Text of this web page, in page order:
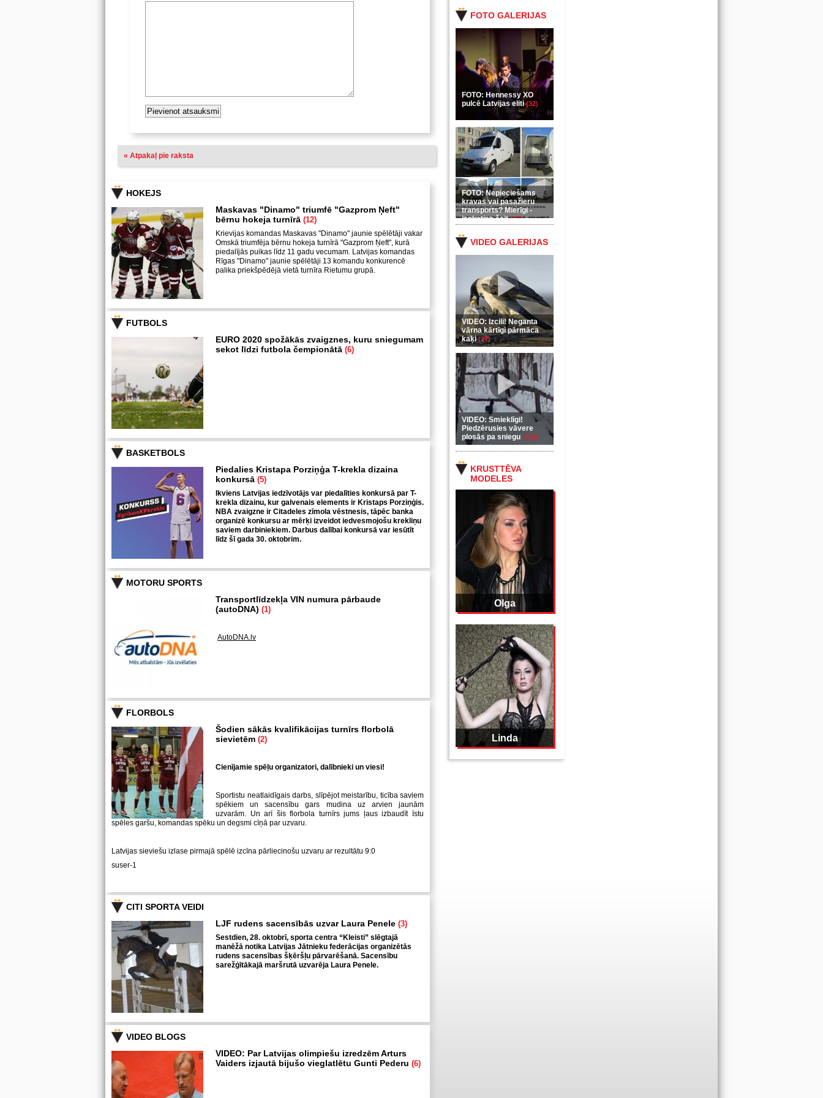
FOTO GALERIJAS
FOTO: Hennessy XO
pulcē Latvijas eliti(32)
FOTO: Nepieciešams
kravas vai pasažieru
transports? Mierīgi -
ieskaties šeit(35)
VIDEO GALERIJAS
VIDEO: Izcili! Neganta
vārna kārtīgi pārmāca
kaķi(37)
VIDEO: Smieklīgi!
Piedzērusies vāvere
plosās pa sniegu (255)
KRUSTTĒVA
MODELES
Olga
Linda
« Atpakaļ pie raksta
HOKEJS
Maskavas "Dinamo" triumfē "Gazprom Ņeft"
bērnu hokeja turnīrā (12)
Krievijas komandas Maskavas "Dinamo" jaunie spēlētāji vakar
Omskā triumfēja bērnu hokeja turnīrā "Gazprom Ņeft", kurā
piedalījās puikas līdz 11 gadu vecumam. Latvijas komandas
Rīgas "Dinamo" jaunie spēlētāji 13 komandu konkurencē
palika priekšpēdējā vietā turnīra Rietumu grupā.
FUTBOLS
EURO 2020 spožākās zvaigznes, kuru sniegumam
sekot līdzi futbola čempionātā (6)
BASKETBOLS
Piedalies Kristapa Porziņģa T-krekla dizaina
konkursā (5)
Ikviens Latvijas iedzīvotājs var piedalīties konkursā par T-
krekla dizainu, kur galvenais elements ir Kristaps Porziņģis.
NBA zvaigzne ir Citadeles zīmola vēstnesis, tāpēc banka
organizē konkursu ar mērķi izveidot iedvesmojošu krekliņu
saviem darbiniekiem. Darbus dalībai konkursā var iesūtīt
līdz šī gada 30. oktobrim.
MOTORU SPORTS
Transportlīdzekļa VIN numura pārbaude
(autoDNA) (1)
AutoDNA.lv
FLORBOLS
Šodien sākās kvalifikācijas turnīrs florbolā
sievietēm (2)
Cienījamie spēļu organizatori, dalībnieki un viesi!
Sportistu neatlaidīgais darbs, slīpējot meistarību, ticība saviem
spēkiem un sacensību gars mudina uz arvien jaunām
uzvarām. Un arī šis florbola turnīrs jums ļaus izbaudīt īstu
spēles garšu, komandas spēku un degsmi cīņā par uzvaru.
Latvijas sieviešu izlase pirmajā spēlē izcīna pārliecinošu uzvaru ar rezultātu 9:0
suser-1
CITI SPORTA VEIDI
LJF rudens sacensībās uzvar Laura Penele (3)
Sestdien, 28. oktobrī, sporta centra “Kleisti” slēgtajā
manēžā notika Latvijas Jātnieku federācijas organizētās
rudens sacensības šķēršļu pārvarēšanā. Sacensību
sarežģītākajā maršrutā uzvarēja Laura Penele.
VIDEO BLOGS
VIDEO: Par Latvijas olimpiešu izredzēm Arturs
Vaiders izjautā bijušo vieglatlētu Gunti Pederu (6)